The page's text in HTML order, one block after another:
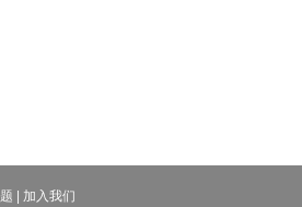
加入我们